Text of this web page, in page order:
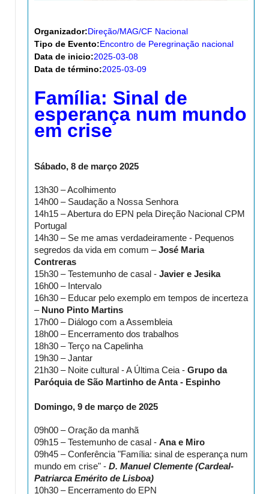
Organizador:Direção/MAG/CF Nacional
Tipo de Evento:Encontro de Peregrinação nacional
Data de inicio:2025-03-08
Data de término:2025-03-09
Família: Sinal de
esperança num mundo
em crise
Sábado, 8 de março 2025
13h30 – Acolhimento
14h00 – Saudação a Nossa Senhora
14h15 – Abertura do EPN pela Direção Nacional CPM
Portugal
14h30 – Se me amas verdadeiramente - Pequenos
segredos da vida em comum –José Maria
Contreras
15h30 – Testemunho de casal - Javier e Jesika
16h00 – Intervalo
16h30 – Educar pelo exemplo em tempos de incerteza
– Nuno Pinto Martins
17h00 – Diálogo com a Assembleia
18h00 – Encerramento dos trabalhos
18h30 – Terço na Capelinha
19h30 – Jantar
21h30 – Noite cultural - A Última Ceia - Grupo da
Paróquia de São Martinho de Anta - Espinho
Domingo, 9 de março de 2025
09h00 – Oração da manhã
09h15 – Testemunho de casal - Ana e Miro
09h45 – Conferência "Família: sinal de esperança num
mundo em crise" - D. Manuel Clemente (Cardeal-
Patriarca Emérito de Lisboa)
10h30 – Encerramento do EPN